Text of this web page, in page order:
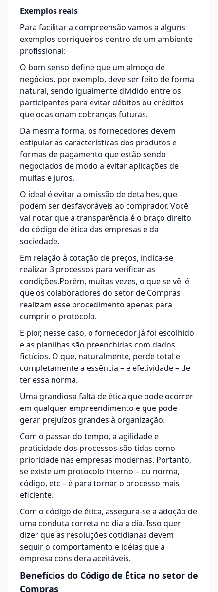
Exemplos reais
Para facilitar a compreensão vamos a alguns
exemplos corriqueiros dentro de um ambiente
profissional:
O bom senso define que um almoço de
negócios, por exemplo, deve ser feito de forma
natural, sendo igualmente dividido entre os
participantes para evitar débitos ou créditos
que ocasionam cobranças futuras.
Da mesma forma, os fornecedores devem
estipular as características dos produtos e
formas de pagamento que estão sendo
negociados de modo a evitar aplicações de
multas e juros.
O ideal é evitar a omissão de detalhes, que
podem ser desfavoráveis ao comprador. Você
vai notar que a transparência é o braço direito
do código de ética das empresas e da
sociedade.
Em relação à cotação de preços, indica-se
realizar 3 processos para verificar as
condições.Porém, muitas vezes, o que se vê, é
que os colaboradores do setor de Compras
realizam esse procedimento apenas para
cumprir o protocolo.
E pior, nesse caso, o fornecedor já foi escolhido
e as planilhas são preenchidas com dados
fictícios. O que, naturalmente, perde total e
completamente a essência – e efetividade – de
ter essa norma.
Uma grandiosa falta de ética que pode ocorrer
em qualquer empreendimento e que pode
gerar prejuízos grandes à organização.
Com o passar do tempo, a agilidade e
praticidade dos processos são tidas como
prioridade nas empresas modernas. Portanto,
se existe um protocolo interno – ou norma,
código, etc – é para tornar o processo mais
eficiente.
Com o código de ética, assegura-se a adoção de
uma conduta correta no dia a dia. Isso quer
dizer que as resoluções cotidianas devem
seguir o comportamento e idéias que a
empresa considera aceitáveis.
Benefícios do Código de Ética no setor de
Compras